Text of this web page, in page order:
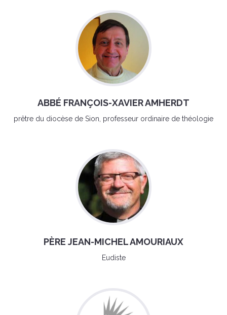
ABBÉ FRANÇOIS-XAVIER AMHERDT
prêtre du diocèse de Sion, professeur ordinaire de théologie
PÈRE JEAN-MICHEL AMOURIAUX
Eudiste